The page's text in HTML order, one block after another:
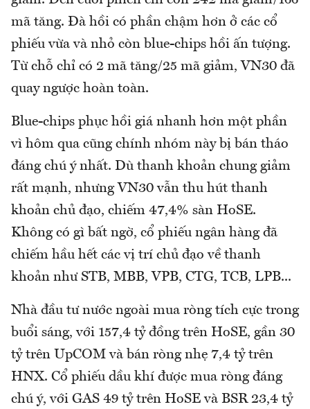
mã tăng. Đà hồi có phần chậm hơn ở các cổ
phiếu vừa và nhỏ còn blue-chips hồi ấn tượng.
Từ chỗ chỉ có 2 mã tăng/25 mã giảm, VN30 đã
quay ngược hoàn toàn.
Blue-chips phục hồi giá nhanh hơn một phần
vì hôm qua cũng chính nhóm này bị bán tháo
đáng chú ý nhất. Dù thanh khoản chung giảm
rất mạnh, nhưng VN30 vẫn thu hút thanh
khoản chủ đạo, chiếm 47,4% sàn HoSE.
Không có gì bất ngờ, cổ phiếu ngân hàng đã
chiếm hầu hết các vị trí chủ đạo về thanh
khoản như STB, MBB, VPB, CTG, TCB, LPB...
Nhà đầu tư nước ngoài mua ròng tích cực trong
buổi sáng, với 157,4 tỷ đồng trên HoSE, gần 30
tỷ trên UpCOM và bán ròng nhẹ 7,4 tỷ trên
HNX. Cổ phiếu dầu khí được mua ròng đáng
chú ý, với GAS 49 tỷ trên HoSE và BSR 23,4 tỷ